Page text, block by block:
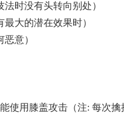
时没有头转向别处）
大的潜在效果时）
意）
使用膝盖攻击（注: 每次擒